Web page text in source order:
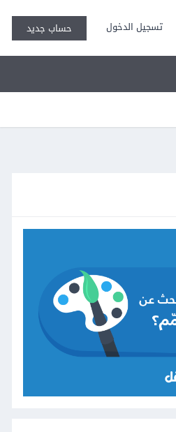
تسجيل الدخول حساب جديد